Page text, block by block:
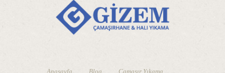
Anasayfa Blog Çamaşır Yıkama